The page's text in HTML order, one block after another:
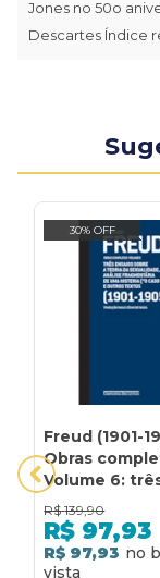
Jones no 50o
Descartes Índice
30% OFF
Freud (1901-
Obras
Volume 6:
ensaios sobre
da
análise
de uma
R$ 139,90
R$ 97,93
R$ 97,93